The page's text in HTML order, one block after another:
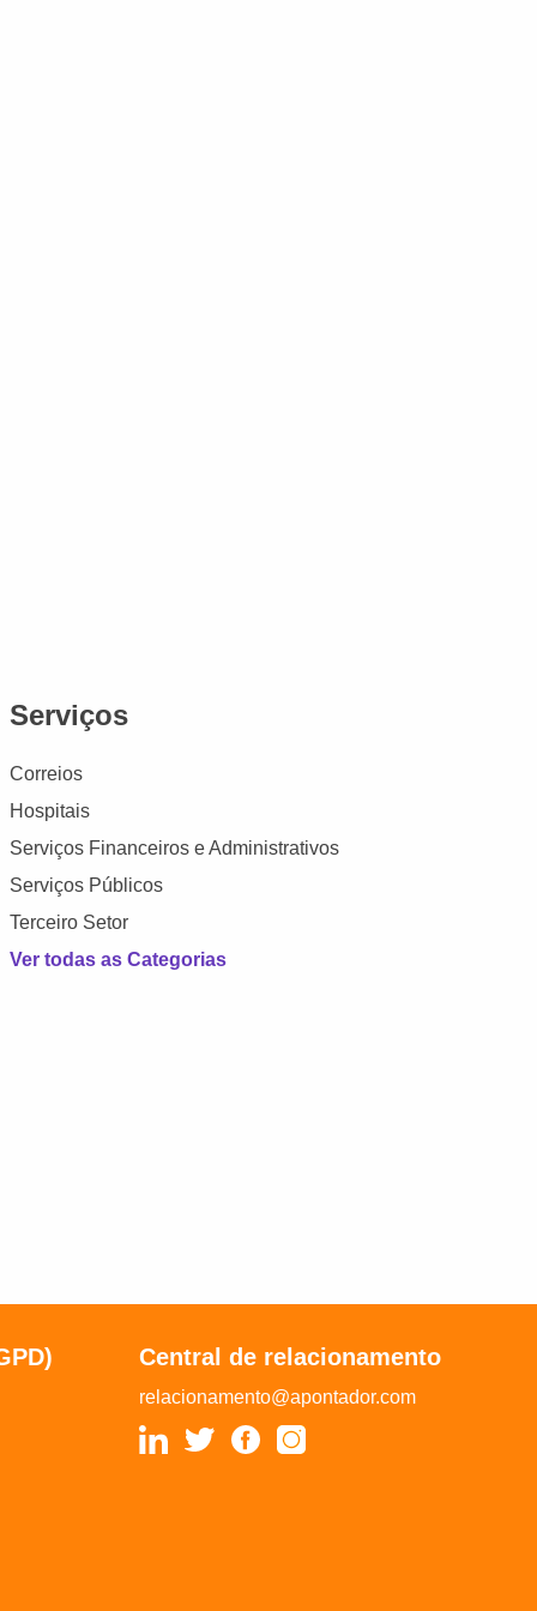
Serviços
Correios
Hospitais
Serviços Financeiros e Administrativos
Serviços Públicos
Terceiro Setor
Ver todas as Categorias
Central de relacionamento
relacionamento@apontador.com